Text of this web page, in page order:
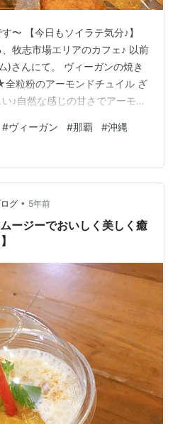
〜 【今日もソイラテ気分♪】
牧志市場エリアのカフェ♪ 以前
)さんにて。 ヴィーガンの焼き
粒粉のアーモンドチュイル ざ
♪自然な感じの甘さでアーモン
ンなどいろいろお茶に合いそ
ありましたよ(^^) ※ヴィーガン
す 黒い札のものがヴィーガン
りの優しい感じがとってもいい♪
夏に合いそうなフレーバーテ
#ヴィーガン #那覇 #沖縄
グ • 5年前
ージーでおいしく美しく癒